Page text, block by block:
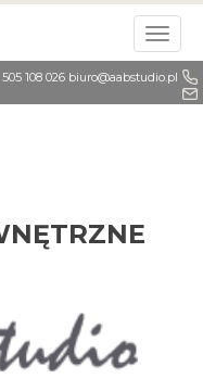
505 108 026 biuro@aabstudio.pl